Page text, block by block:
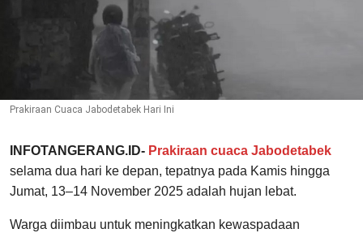
Prakiraan Cuaca Jabodetabek Hari Ini
INFOTANGERANG.ID- Prakiraan cuaca Jabodetabek
selama dua hari ke depan, tepatnya pada Kamis hingga
Jumat, 13–14 November 2025 adalah hujan lebat.
Warga diimbau untuk meningkatkan kewaspadaan